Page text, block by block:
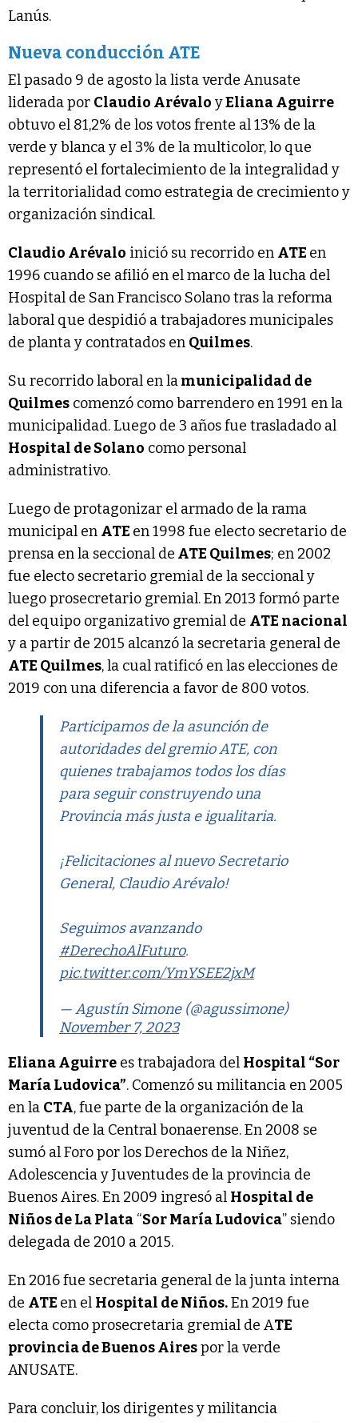
Lanús.
Nueva conducción ATE
El pasado 9 de agosto la lista verde Anusate
liderada por Claudio Arévalo yEliana Aguirre
obtuvo el 81,2% de los votos frente al 13% de la
verde y blanca y el 3% de la multicolor, lo que
representó el fortalecimiento de la integralidad y
la territorialidad como estrategia de crecimiento y
organización sindical.
Claudio Arévalo inició su recorrido en ATE en
1996 cuando se afilió en el marco de la lucha del
Hospital de San Francisco Solano tras la reforma
laboral que despidió a trabajadores municipales
de planta y contratados en Quilmes.
Su recorrido laboral en lamunicipalidad de
Quilmes comenzó como barrendero en 1991 en la
municipalidad. Luego de 3 años fue trasladado al
Hospital de Solano como personal
administrativo.
Luego de protagonizar el armado de la rama
municipal en ATE en 1998 fue electo secretario de
prensa en la seccional de ATE Quilmes; en 2002
fue electo secretario gremial de la seccional y
luego prosecretario gremial. En 2013 formó parte
del equipo organizativo gremial de ATE nacional
y a partir de 2015 alcanzó la secretaria general de
ATE Quilmes, la cual ratificó en las elecciones de
2019 con una diferencia a favor de 800 votos.
Participamos de la asunción de
autoridades del gremio ATE, con
quienes trabajamos todos los días
para seguir construyendo una
Provincia más justa e igualitaria.
¡Felicitaciones al nuevo Secretario
General, Claudio Arévalo!
Seguimos avanzando
#DerechoAlFuturo.
pic.twitter.com/YmYSEE2jxM
— Agustín Simone (@agussimone)
November 7, 2023
Eliana Aguirre es trabajadora del Hospital “Sor
María Ludovica”. Comenzó su militancia en 2005
en la CTA, fue parte de la organización de la
juventud de la Central bonaerense. En 2008 se
sumó al Foro por los Derechos de la Niñez,
Adolescencia y Juventudes de la provincia de
Buenos Aires. En 2009 ingresó al Hospital de
Niños de La Plata “Sor María Ludovica” siendo
delegada de 2010 a 2015.
En 2016 fue secretaria general de la junta interna
de ATE en el Hospital de Niños.En 2019 fue
electa como prosecretaria gremial de ATE
provincia de Buenos Airespor la verde
ANUSATE.
Para concluir, los dirigentes y militancia